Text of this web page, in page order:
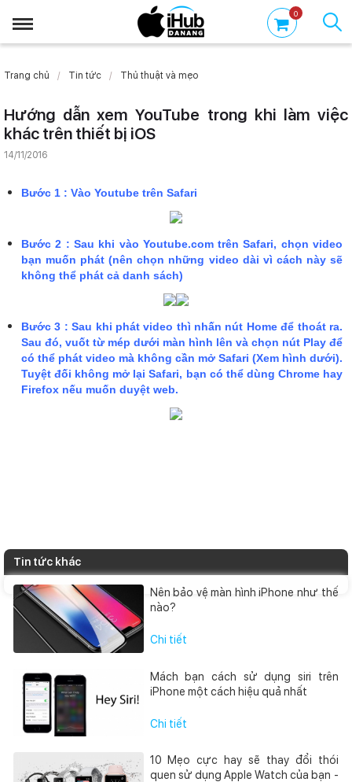
0
Trang chủ Tin tức Thủ thuật và mẹo
Hướng dẫn xem YouTube trong khi làm việc
khác trên thiết bị iOS
14/11/2016
Bước 1 : Vào Youtube trên Safari​
Bước 2 : Sau khi vào Youtube.com trên Safari, chọn video
bạn muốn phát (nên chọn những video dài vì cách này sẽ
không thể phát cả danh sách)​
Bước 3 :Sau khi phát video thì nhấn nút Home để thoát ra.
Sau đó, vuốt từ mép dưới màn hình lên và chọn nút Play để
có thể phát video mà không cần mở Safari (Xem hình dưới).
Tuyệt đối không mở lại Safari, bạn có thể dùng Chrome hay
Firefox nếu muốn duyệt web.​
Tin tức khác
Nên bảo vệ màn hình iPhone như thế
nào?
Chi tiết
Mách bạn cách sử dụng siri trên
iPhone một cách hiệu quả nhất
Chi tiết
10 Mẹo cực hay sẽ thay đổi thói
quen sử dụng Apple Watch của bạn -